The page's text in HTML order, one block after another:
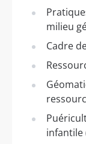
milieu
Cadre
infantile